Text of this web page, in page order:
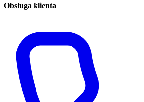
Obsługa klienta